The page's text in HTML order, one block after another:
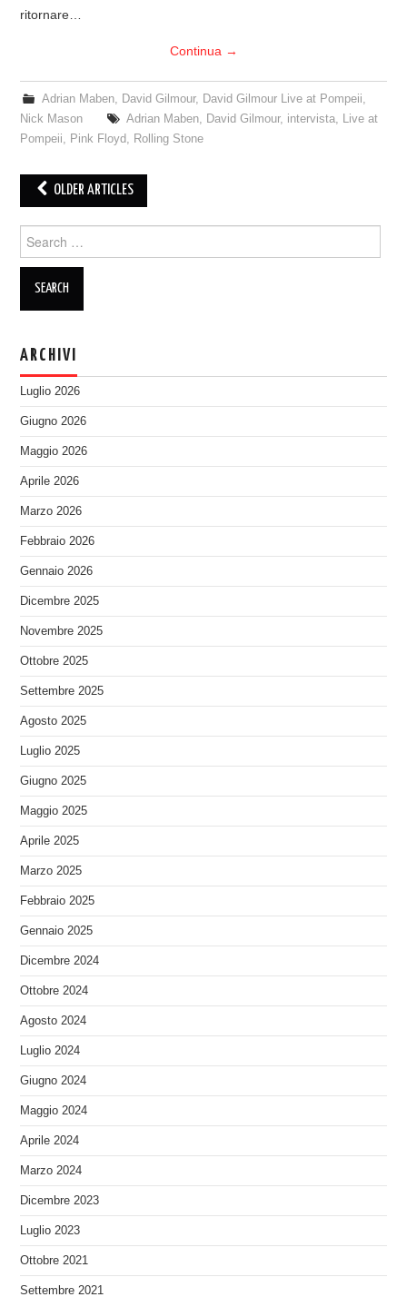
ritornare…
Continua →
Adrian Maben, David Gilmour, David Gilmour Live at Pompeii,
Nick Mason
Adrian Maben, David Gilmour, intervista, Live at
Pompeii, Pink Floyd, Rolling Stone
Post
navigation
OLDER ARTICLES
for:
ARCHIVI
Luglio 2026
Giugno 2026
Maggio 2026
Aprile 2026
Marzo 2026
Febbraio 2026
Gennaio 2026
Dicembre 2025
Novembre 2025
Ottobre 2025
Settembre 2025
Agosto 2025
Luglio 2025
Giugno 2025
Maggio 2025
Aprile 2025
Marzo 2025
Febbraio 2025
Gennaio 2025
Dicembre 2024
Ottobre 2024
Agosto 2024
Luglio 2024
Giugno 2024
Maggio 2024
Aprile 2024
Marzo 2024
Dicembre 2023
Luglio 2023
Ottobre 2021
Settembre 2021